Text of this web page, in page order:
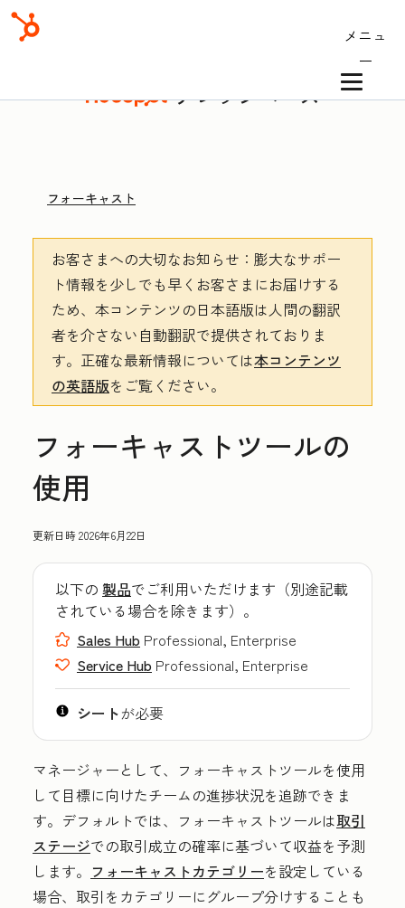
メニュ
ー
ナレッジベース
フォーキャスト
お客さまへの大切なお知らせ ：膨大なサポー
ト情報を少しでも早くお客さまにお届けする
ため、本コンテンツの日本語版は人間の翻訳
者を介さない自動翻訳で提供されておりま
す。 正確な最新情報については本コンテンツ
の英語版をご覧ください。
フォーキャストツールの
使用
更新日時2026年6月22日
以下の 製品でご利用いただけます（別途記載
されている場合を除きます）。
Sales Hub Professional, Enterprise
Service Hub Professional, Enterprise
シートが必要
マネージャーとして、フォーキャストツールを使用
して目標に向けたチームの進捗状況を追跡できま
す。デフォルトでは、フォーキャストツールは取引
ステージでの取引成立の確率に基づいて収益を予測
します。 フォーキャストカテゴリーを設定している
場合、取引をカテゴリーにグループ分けすることも